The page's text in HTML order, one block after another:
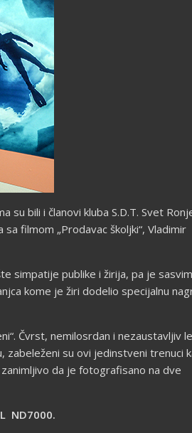
bili i članovi kluba S.D.T. Svet
filmom „Prodavac školjki“, Vladimir
simpatije publike i žirija, pa je sasvim
kome je žiri dodelio specijalnu
Čvrst, nemilosrdan i nezaustavljiv
zabeleženi su ovi jedinstveni trenuci
da je fotografisano na dve
ND7000.